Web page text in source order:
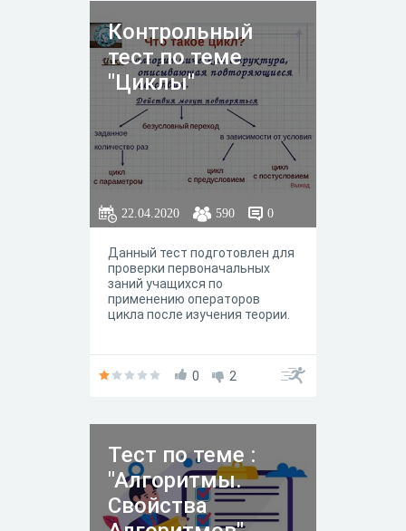
Контрольный
тест по теме
"Циклы"
22.04.2020 590 0
Данный тест подготовлен для
проверки первоначальных
заний учащихся по
применению операторов
цикла после изучения теории.
0 2
Тест по теме :
"Алгоритмы.
Свойства